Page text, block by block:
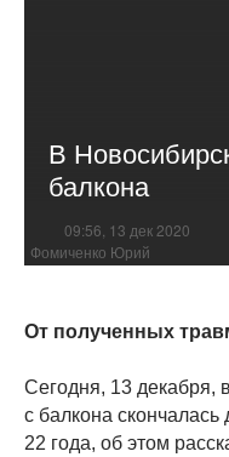
В
балкона
09:56, 13 дек 2020
Фомиченко Юрий
От полученных
Сегодня, 13 декабря,
с балкона
22 года, об этом